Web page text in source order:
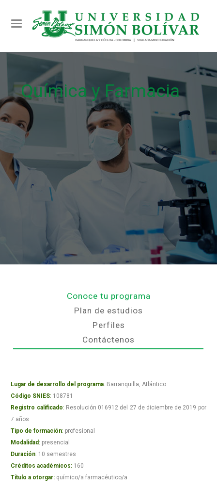
Toggle navigation
Química y Farmacia
Conoce tu programa
Plan de estudios
Perfiles
Contáctenos
Lugar de desarrollo del programa: Barranquilla, Atlántico
Código SNIES: 108781
Registro calificado: Resolución 016912 del 27 de diciembre de 2019 por
7 años
Tipo de formación: profesional
Modalidad: presencial
Duración: 10 semestres
Créditos académicos: 160
Título a otorgar: químico/a farmacéutico/a